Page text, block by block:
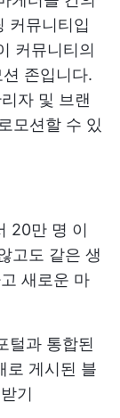
커뮤니티입
커뮤니티의
존입니다.
자 및 브랜
모션할 수 있
20만 명 이
고도 같은 생
새로운 마
털과 통합된
로 게시된 블
기